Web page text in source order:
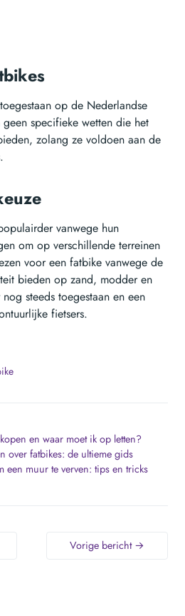
op de Nederlandse
specifieke wetten die het
zolang ze voldoen aan de
vanwege hun
om op verschillende terreinen
voor een fatbike vanwege de
bieden op zand, modder en
steeds toegestaan en een
fietsers.
en waar moet ik op letten?
over fatbikes: de ultieme gids
een muur te verven: tips en tricks
Vorige bericht →